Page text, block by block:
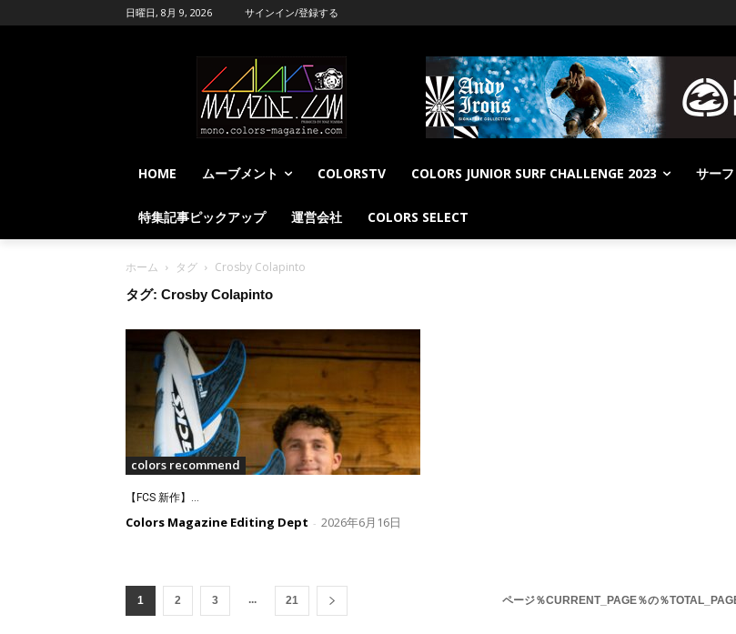
日曜日, 8月 9, 2026 サインイン/登録する
HOME ムーブメント COLORSTV COLORS JUNIOR SURF CHALLENGE 2023 サー
特集記事ピックアップ 運営会社 COLORS SELECT
ホーム タグ
Crosby Colapinto
タグ: Crosby Colapinto
colors recommend
【FCS 新作】...
Colors Magazine Editing Dept - 2026年6月16日
1 2 3 ... 21 ページ％CURRENT_PAGE％の％